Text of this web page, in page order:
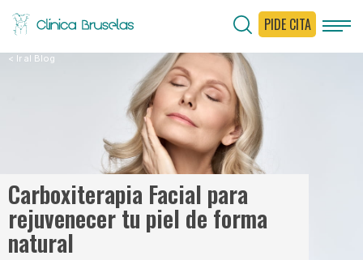
PIDE CITA
< Ir al Blog
Carboxiterapia Facial para
rejuvenecer tu piel de forma
natural